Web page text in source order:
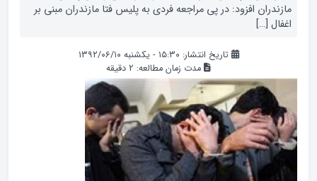
مازندران افزود: در پی مراجعه فردی به پلیس فتا مازندران مبنی بر
اغفال […]
تاریخ انتشار: ۱۵:۳۰ - یکشنبه ۱۳۹۲/۰۶/۱۰
مدت زمان مطالعه: 2 دقیقه